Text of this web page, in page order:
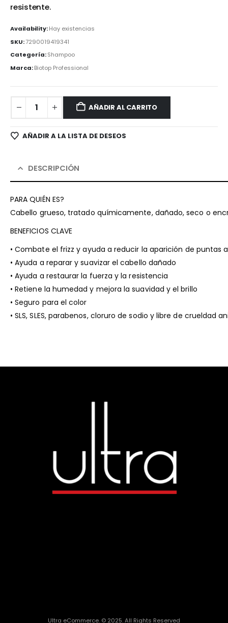
resistente.
Availability:Hay existencias
SKU:7290019419341
Categoría:Shampoo
Marca:Biotop Professional
AÑADIR AL CARRITO
AÑADIR A LA LISTA DE DESEOS
DESCRIPCIÓN
PARA QUIÉN ES?
Cabello grueso, tratado químicamente, dañado, seco o
BENEFICIOS CLAVE
• Combate el frizz y ayuda a reducir la aparición de puntas
• Ayuda a reparar y suavizar el cabello dañado
• Ayuda a restaurar la fuerza y ​​la resistencia
• Retiene la humedad y mejora la suavidad y el brillo
• Seguro para el color
• SLS, SLES, parabenos, cloruro de sodio y libre de crueldad
Ultra eCommerce. © 2025. All Rights Reserved